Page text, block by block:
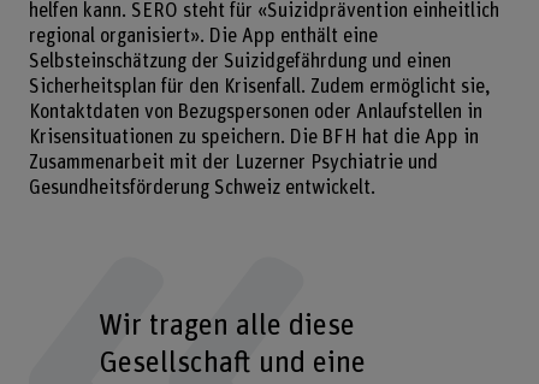
helfen kann. SERO steht für «Suizidprävention einheitlich
regional organisiert». Die App enthält eine
Selbsteinschätzung der Suizidgefährdung und einen
Sicherheitsplan für den Krisenfall. Zudem ermöglicht sie,
Kontaktdaten von Bezugspersonen oder Anlaufstellen in
Krisensituationen zu speichern. Die BFH hat die App in
Zusammenarbeit mit der Luzerner Psychiatrie und
Gesundheitsförderung Schweiz entwickelt.
Wir tragen alle diese
Gesellschaft und eine